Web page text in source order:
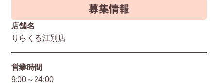
募集情報
店舗名
りらくる江別店
営業時間
9:00～24:00